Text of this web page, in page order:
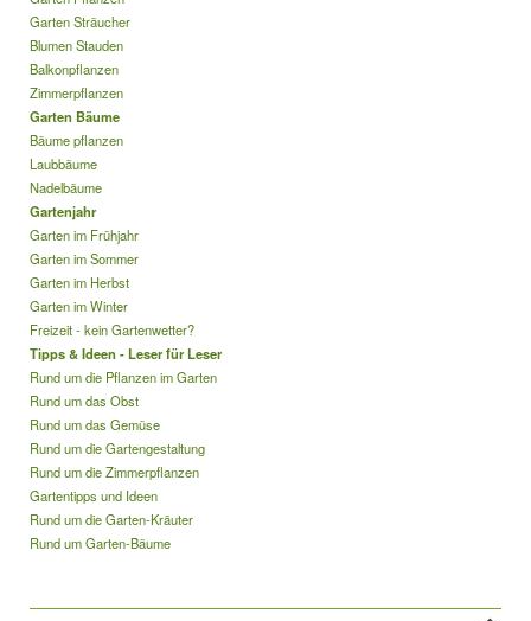
Garten Sträucher
Blumen Stauden
Balkonpflanzen
Zimmerpflanzen
Garten Bäume
Bäume pflanzen
Laubbäume
Nadelbäume
Gartenjahr
Garten im Frühjahr
Garten im Sommer
Garten im Herbst
Garten im Winter
Freizeit - kein Gartenwetter?
Tipps & Ideen - Leser für Leser
Rund um die Pflanzen im Garten
Rund um das Obst
Rund um das Gemüse
Rund um die Gartengestaltung
Rund um die Zimmerpflanzen
Gartentipps und Ideen
Rund um die Garten-Kräuter
Rund um Garten-Bäume